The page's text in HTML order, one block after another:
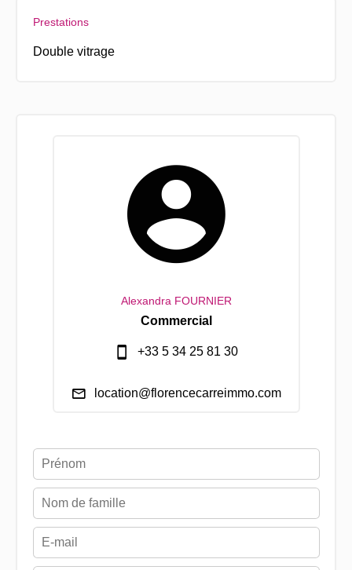
Prestations
Double vitrage
Alexandra FOURNIER
Commercial
+33 5 34 25 81 30
location@florencecarreimmo.com